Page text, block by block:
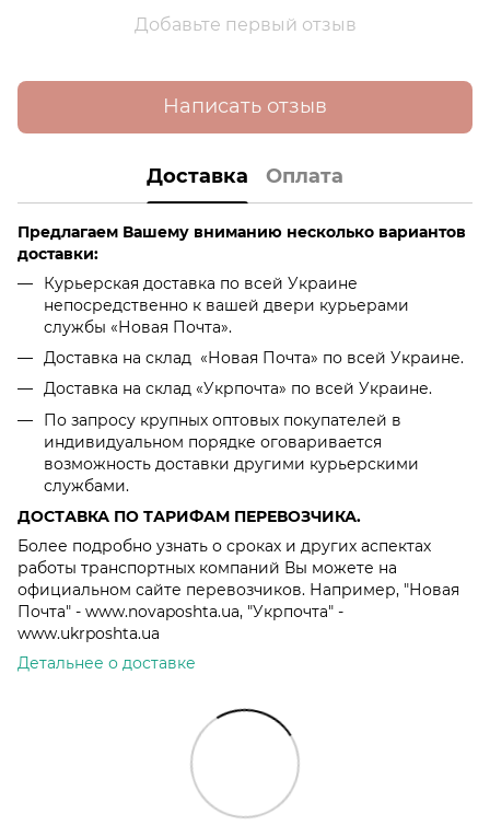
Добавьте первый отзыв
Написать отзыв
Доставка Оплата
Предлагаем Вашему вниманию несколько вариантов
доставки:
Курьерская доставка по всей Украине
непосредственно к вашей двери курьерами
службы «Новая Почта».
Доставка на склад «Новая Почта» по всей Украине.
Доставка на склад «Укрпочта» по всей Украине.
По запросу крупных оптовых покупателей в
индивидуальном порядке оговаривается
возможность доставки другими курьерскими
службами.
ДОСТАВКА ПО ТАРИФАМ ПЕРЕВОЗЧИКА.
Более подробно узнать о сроках и других аспектах
работы транспортных компаний Вы можете на
официальном сайте перевозчиков. Например, "Новая
Почта" - www.novaposhta.ua, "Укрпочта" -
www.ukrposhta.ua
Детальнее о доставке